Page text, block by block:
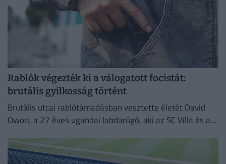
Rablók végezték ki a válogatott focistát:
brutális gyilkosság történt
Brutális utcai rablótámadásban vesztette életét David
Owori, a 27 éves ugandai labdarúgó, aki az SC Villa és a